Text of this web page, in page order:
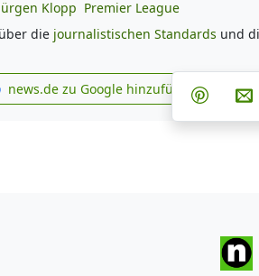
Klopp Premier League
die journalistischen Standards und
news.de zu Google
news.de zu Google hinzufügen Teilen